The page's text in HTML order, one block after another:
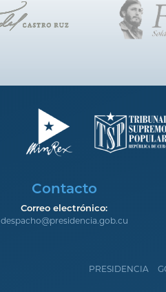
Contacto
Correo electrónico:
despacho@presidencia.gob.cu
PRESIDENCIA